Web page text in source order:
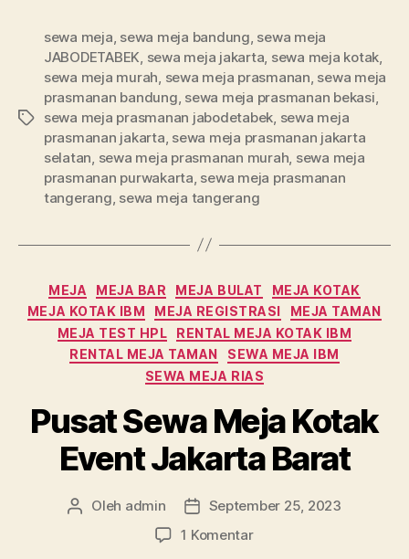
Tag
sewa meja sewa meja bandung sewa meja
JABODETABEK sewa meja jakarta sewa meja kotak
sewa meja murah sewa meja prasmanan sewa meja
prasmanan bandung sewa meja prasmanan bekasi
sewa meja prasmanan jabodetabek sewa meja
prasmanan jakarta sewa meja prasmanan jakarta
selatan sewa meja prasmanan murah sewa meja
prasmanan purwakarta sewa meja prasmanan
tangerang sewa meja tangerang
Kategori
MEJA MEJA BAR MEJA BULAT
MEJA KOTAK
MEJA KOTAK IBM
MEJA REGISTRASI
MEJA TAMAN
MEJA TEST HPL
RENTAL MEJA KOTAK IBM
RENTAL MEJA TAMAN
SEWA MEJA IBM
SEWA MEJA RIAS
Pusat Sewa Meja Kotak
Event Jakarta Barat
Penulis
Oleh admin
Tanggal
artikel
September 25, 2023
1 Komentarpada